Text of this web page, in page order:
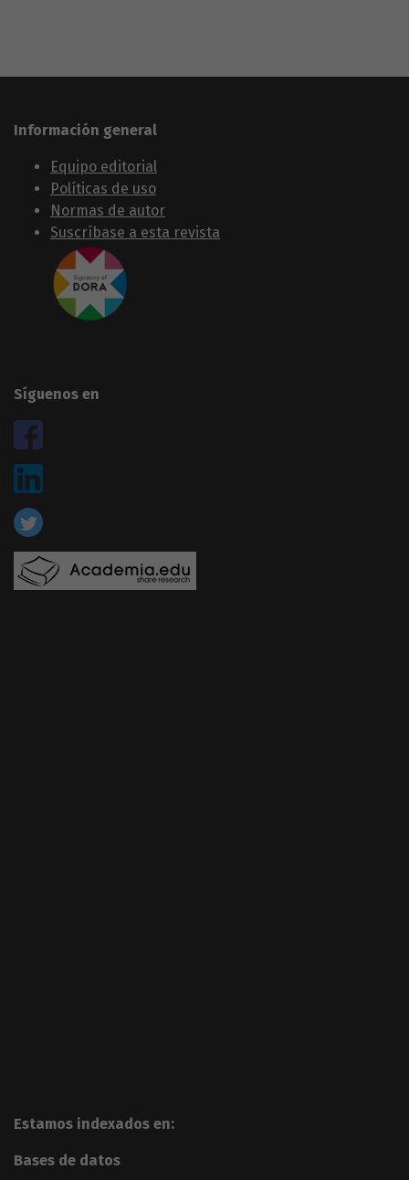
Información general
Equipo editorial
Políticas de uso
Normas de autor
Suscríbase a esta revista
Síguenos en
Estamos indexados en:
Bases de datos